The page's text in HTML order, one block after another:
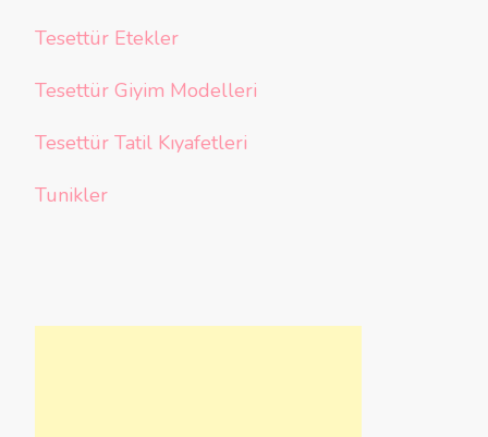
Tesettür Etekler
Tesettür Giyim Modelleri
Tesettür Tatil Kıyafetleri
Tunikler